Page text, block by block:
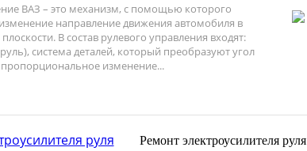
ВАЗ – это механизм, с помощью которого
направление движения автомобиля в
В состав рулевого управления входят:
система деталей, который преобразуют угол
изменение...
Ремонт электроусилителя руля